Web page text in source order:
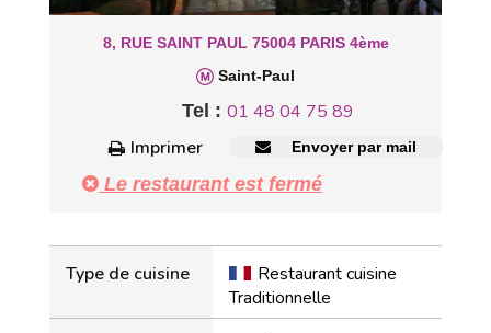
8, RUE SAINT PAUL 75004 PARIS 4ème
Saint-Paul
Tel : 01 48 04 75 89
Imprimer
Envoyer par mail
Le restaurant est fermé
Type de cuisine
Restaurant cuisine
Traditionnelle